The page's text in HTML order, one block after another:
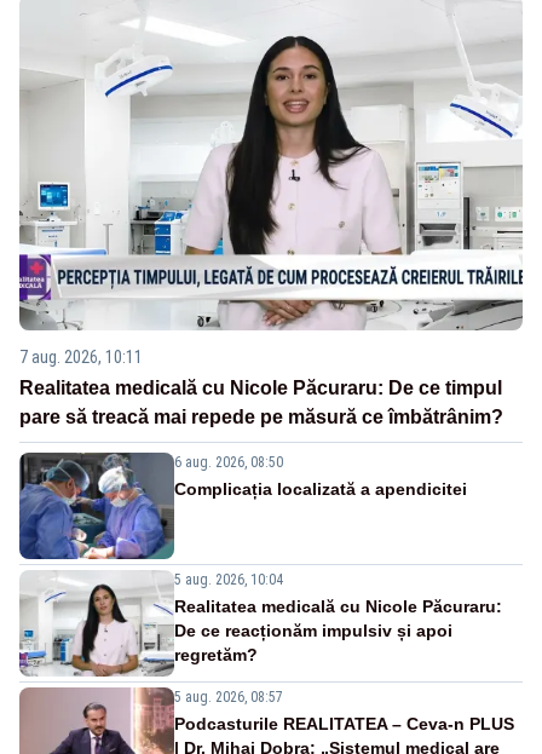
7 aug. 2026, 10:11
Realitatea medicală cu Nicole Păcuraru: De ce timpul
pare să treacă mai repede pe măsură ce îmbătrânim?
6 aug. 2026, 08:50
Complicația localizată a apendicitei
5 aug. 2026, 10:04
Realitatea medicală cu Nicole Păcuraru:
De ce reacționăm impulsiv și apoi
regretăm?
5 aug. 2026, 08:57
Podcasturile REALITATEA – Ceva-n PLUS
| Dr. Mihai Dobra: „Sistemul medical are